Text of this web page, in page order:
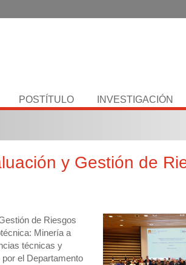
POSTÍTULO INVESTIGACIÓN
y Gestión de
de Riesgos
Minería a
técnicas y
el Departamento